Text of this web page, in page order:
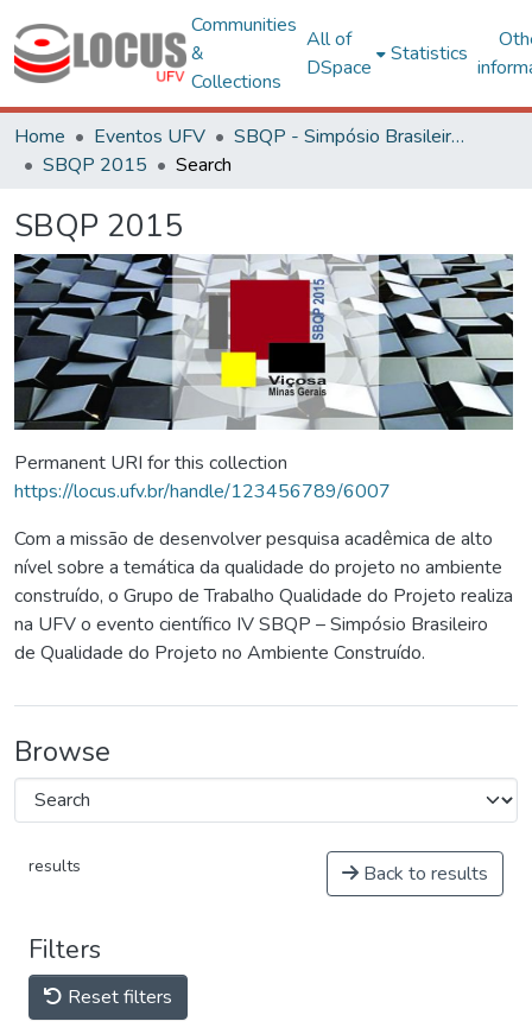
Communities
&
Collections
All of
DSpace
Statistics
Home Eventos UFV
SBQP - Simpósio Brasileiro de Qualidade do Projeto no Ambiente Construído
SBQP 2015
Search
SBQP 2015
Permanent URI for this collection
https://locus.ufv.br/handle/123456789/6007
Com a missão de desenvolver pesquisa acadêmica de alto
nível sobre a temática da qualidade do projeto no ambiente
construído, o Grupo de Trabalho Qualidade do Projeto realiza
na UFV o evento científico IV SBQP – Simpósio Brasileiro
de Qualidade do Projeto no Ambiente Construído.
Browse
results Back to results
Filters
Reset filters